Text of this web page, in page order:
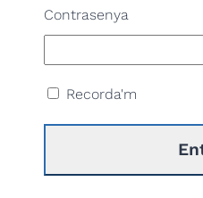
Baptista (excepte
Descarrega’t el
de la visita.
Contrasenya
Recorda'm